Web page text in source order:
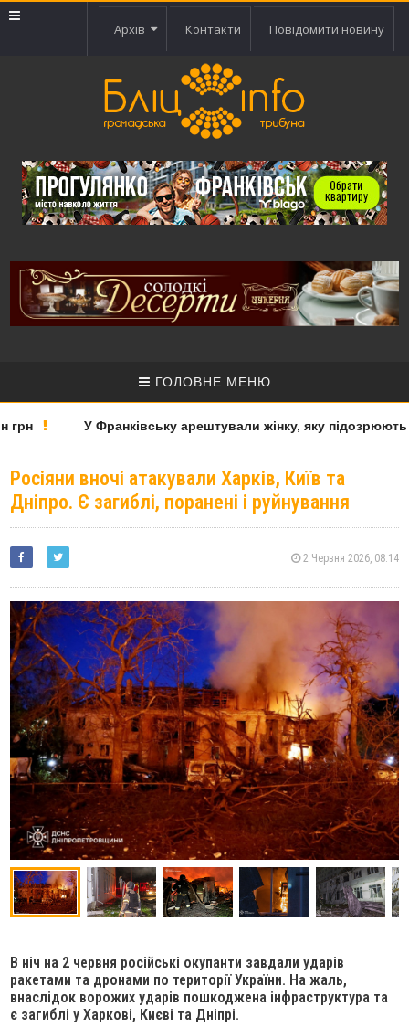
Архів Контакти Повідомити новину
ГОЛОВНЕ МЕНЮ
У Франківську арештували жінку, яку підозрюють
Росіяни вночі атакували Харків, Київ та
Дніпро. Є загиблі, поранені і руйнування
2 Червня 2026, 08:14
В ніч на 2 червня російські окупанти завдали ударів
ракетами та дронами по території України. На жаль,
внаслідок ворожих ударів пошкоджена інфраструктура та
є загиблі у Харкові, Києві та Дніпрі.